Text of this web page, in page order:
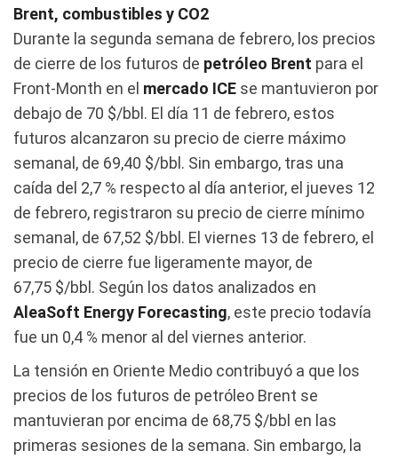
Brent, combustibles y CO2
Durante la segunda semana de febrero, los precios
de cierre de los futuros de petróleo Brent para el
Front‑Month en el mercado ICE se mantuvieron por
debajo de 70 $/bbl. El día 11 de febrero, estos
futuros alcanzaron su precio de cierre máximo
semanal, de 69,40 $/bbl. Sin embargo, tras una
caída del 2,7 % respecto al día anterior, el jueves 12
de febrero, registraron su precio de cierre mínimo
semanal, de 67,52 $/bbl. El viernes 13 de febrero, el
precio de cierre fue ligeramente mayor, de
67,75 $/bbl. Según los datos analizados en
AleaSoft Energy Forecasting, este precio todavía
fue un 0,4 % menor al del viernes anterior.
La tensión en Oriente Medio contribuyó a que los
precios de los futuros de petróleo Brent se
mantuvieran por encima de 68,75 $/bbl en las
primeras sesiones de la semana. Sin embargo, la